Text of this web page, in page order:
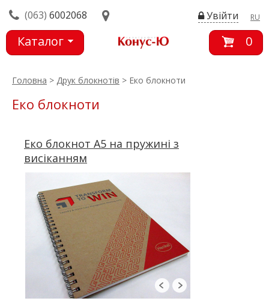
(063) 6002068 RU
Увійти
Каталог
0
Головна > Друк блокнотів > Еко блокноти
Еко блокноти
Еко блокнот А5 на пружині з
висіканням